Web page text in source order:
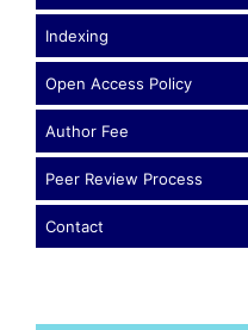
Indexing
Open Access Policy
Author Fee
Peer Review Process
Contact